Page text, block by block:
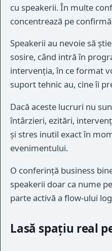
cu speakerii. În multe
concentrează pe
Speakerii au nevoie să
sosire, când intră în
intervenția, în ce format
suport tehnic au, cine îi
Dacă aceste lucruri nu
întârzieri, ezitări,
și stres inutil exact în
evenimentului.
O conferință business
speakerii doar ca nume
parte activă a flow-ului
Lasă spațiu real